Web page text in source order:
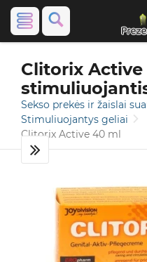
Clitorix
Sekso prekės ir žaislai
Stimuliuojantys geliai
Clitorix Active 40 ml